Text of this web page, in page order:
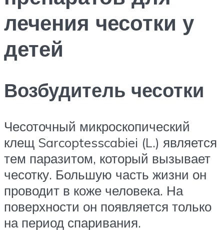
лечения чесотки у
детей
Возбудитель чесотки
Чесоточный микроскопический
клещ Sarcoptesscabiei (L.) является
тем паразитом, который вызывает
чесотку. Большую часть жизни он
проводит в коже человека. На
поверхности он появляется только
на период спаривания.